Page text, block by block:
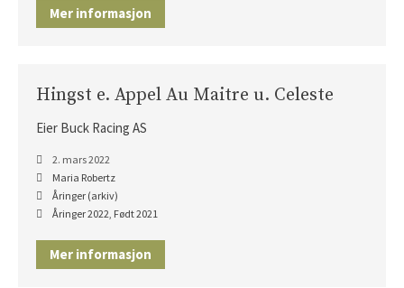
Mer informasjon
Hingst e. Appel Au Maitre u. Celeste
Eier Buck Racing AS
2. mars 2022
Maria Robertz
Åringer (arkiv)
Åringer 2022 Født 2021
Mer informasjon